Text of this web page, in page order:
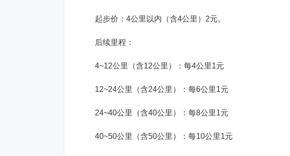
‌起步价‌：4公里以内（含4公里）2元。
‌后续里程‌：
4~12公里（含12公里）：每4公里1元
12~24公里（含24公里）：每6公里1元
24~40公里（含40公里）：每8公里1元
40~50公里（含50公里）：每10公里1元